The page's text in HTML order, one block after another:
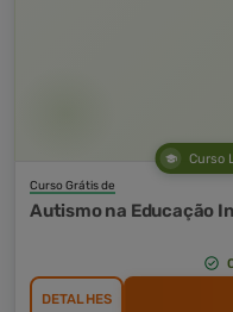
Curso
Curso Grátis de
Autismo na Educação
DETALHES